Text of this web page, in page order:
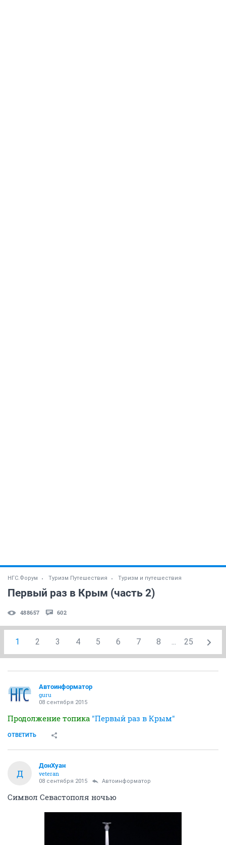
НГС.Форум Туризм Путешествия Туризм и путешествия
Первый раз в Крым (часть 2)
488657 602
1 2 3 4 5 6 7 8 ... 25
Автоинформатор
guru
08 сентября 2015
Продолжение топика "Первый раз в Крым"
ОТВЕТИТЬ
Д
ДонХуан
veteran
08 сентября 2015 Автоинформатор
Символ Севастополя ночью